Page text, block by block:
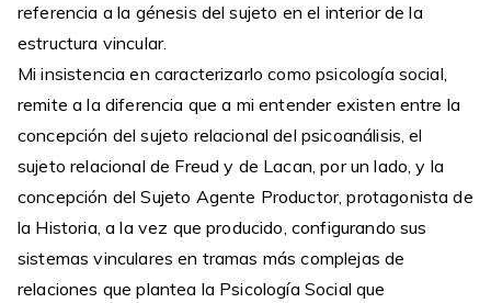
referencia a la génesis del sujeto en el interior de la
estructura vincular.
Mi insistencia en caracterizarlo como psicología social,
remite a la diferencia que a mi entender existen entre la
concepción del sujeto relacional del psicoanálisis, el
sujeto relacional de Freud y de Lacan, por un lado, y la
concepción del Sujeto Agente Productor, protagonista de
la Historia, a la vez que producido, configurando sus
sistemas vinculares en tramas más complejas de
relaciones que plantea la Psicología Social que